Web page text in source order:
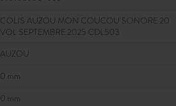
COLIS AUZOU MON COUCOU SONORE 20
VOL SEPTEMBRE 2025 CDL503
AUZOU
0 mm
0 mm